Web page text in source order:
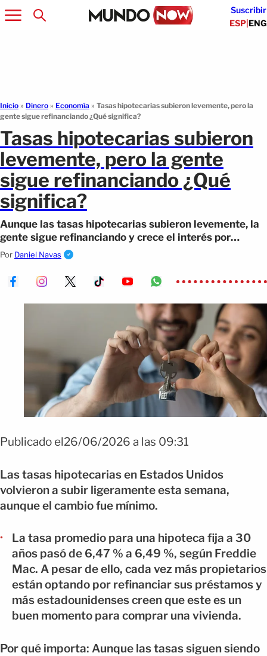
Suscribir
ESP|ENG
Inicio » Dinero » Economía » Tasas hipotecarias subieron levemente, pero la
gente sigue refinanciando ¿Qué significa?
Tasas hipotecarias subieron
levemente, pero la gente
sigue refinanciando ¿Qué
significa?
Aunque las tasas hipotecarias subieron levemente, la
gente sigue refinanciando y crece el interés por
comprar casa en Estados Unidos.
Por Daniel Navas
Publicado el26/06/2026 a las 09:31
Las tasas hipotecarias en Estados Unidos
volvieron a subir ligeramente esta semana,
aunque el cambio fue mínimo.
La tasa promedio para una hipoteca fija a 30
años pasó de 6,47 % a 6,49 %, según Freddie
Mac. A pesar de ello, cada vez más propietarios
están optando por refinanciar sus préstamos y
más estadounidenses creen que este es un
buen momento para comprar una vivienda.
Por qué importa: Aunque las tasas siguen siendo